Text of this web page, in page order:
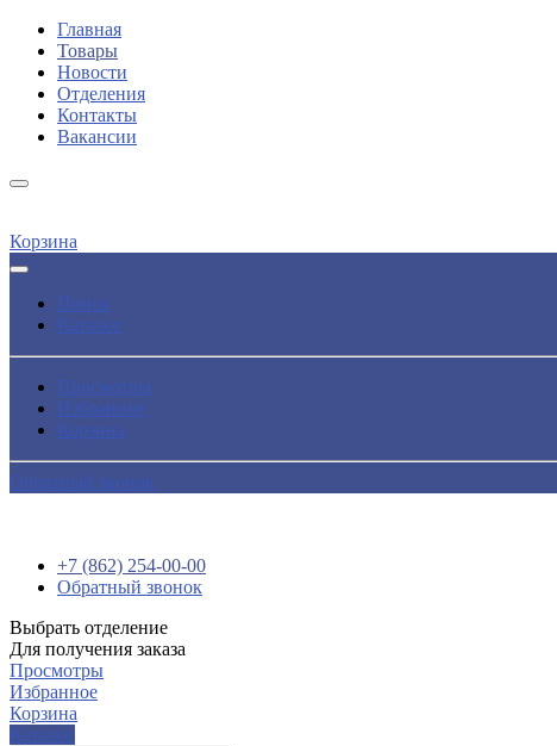
Главная
Товары
Новости
Отделения
Контакты
Вакансии
Корзина
Поиск
Каталог
Просмотры
Избранное
Корзина
Обратный звонок
+7 (862) 254-00-00
Обратный звонок
Выбрать отделение
Для получения заказа
Просмотры
Избранное
Корзина
Каталог